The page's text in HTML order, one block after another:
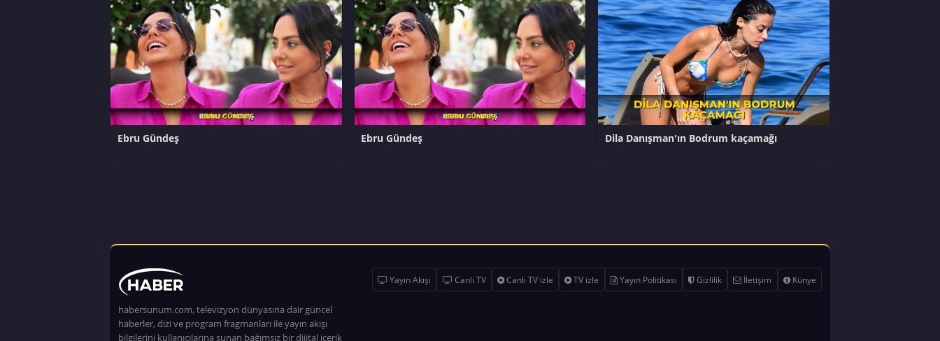
Ebru Gündeş Ebru Gündeş Dila Danışman'ın Bodrum kaçamağı
habersunum.com, televizyon dünyasına dair güncel
haberler, dizi ve program fragmanları ile yayın akışı
bilgilerini kullanıcılarına sunan bağımsız bir dijital içerik
Yayın Akışı Canlı TV Canlı TV izle TV izle Yayın Politikası Gizlilik İletişim Künye